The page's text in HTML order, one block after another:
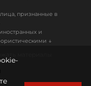
признанные в
и
↓